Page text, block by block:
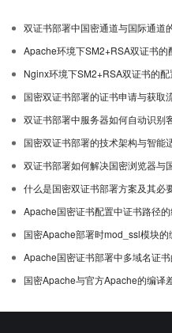
双证书部署中国密通道与国际通道
Apache环境下SM2+RSA双证书的
Nginx环境下SM2+RSA双证书的
国密双证书部署的证书申请与获取
双证书部署中服务器如何自动识别
国密双证书部署的技术架构与智能
双证书部署如何解决国密浏览器与
什么是国密双证书部署方案及其必
Apache国密证书配置中证书路径
国密Apache部署时mod_ssl模块的
Apache国密证书部署中多域名证
国密Apache与官方Apache的编译